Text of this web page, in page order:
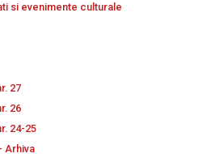
si evenimente culturale
27
26
24-25
Arhiva